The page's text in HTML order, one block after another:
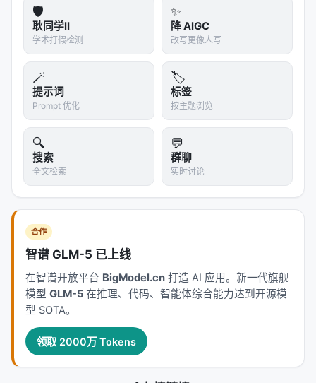
任务，写入 workspace journal
这一步是 Trellis 和简单 prompt 模板的核心区别。它
不是"用完即走"，而是每次使用后都变得更聪明——就
像一个有经验的工程师，做完一个项目后会把学到的
东西写成文档，方便下次复用。
---
三、不是替代，是升维：Trellis vs
CLAUDE.md vs .cursorrules
吗？"
Trellis 官方 FAQ 里有一个精准的回答：
>
、
有用的入口，但容易在长期使用中变得冗长臃肿。
Trellis 在此之上补充了：作用域明确的 Spec、按任务
划分的 PRD、工作流关卡、工作区记忆，以及按平台
自动生成的适配文件。
用一张表来理解层次关系：
🛡️
耿同学II
学术打假检测
✨
降 AIGC
改写更像人写
🪄
提示词
Prompt 优化
🏷️
标签
按主题浏览
🔍
搜索
全文检索
💬
群聊
实时讨论
合作
智谱 GLM-5 已上线
在智谱开放平台 BigModel.cn 打造 AI 应用。新一代旗舰
模型 GLM-5 在推理、代码、智能体综合能力达到开源模
型 SOTA。
领取 2000万 Tokens